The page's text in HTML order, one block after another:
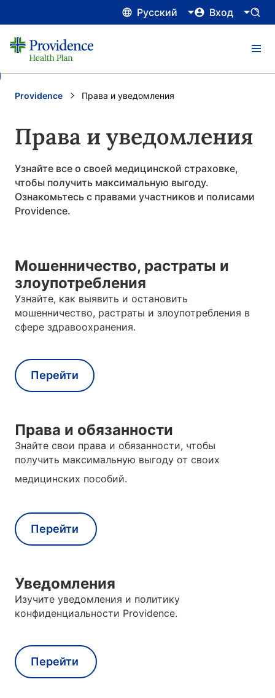
Русский Вход
Providence Current:
Права и уведомления
Права и уведомления
Узнайте все о своей медицинской страховке,
чтобы получить максимальную выгоду.
Ознакомьтесь с правами участников и полисами
Providence.
Мошенничество, растраты и
злоупотребления
Узнайте, как выявить и остановить
мошенничество, растраты и злоупотребления в
сфере здравоохранения.
Перейти
Права и обязанности
Знайте свои права и обязанности, чтобы
получить максимальную выгоду от своих
медицинских пособий.
Перейти
Уведомления
Изучите уведомления и политику
конфиденциальности Providence.
Перейти